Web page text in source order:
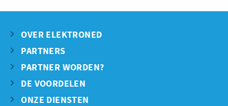
OVER ELEKTRONED
PARTNERS
PARTNER WORDEN?
DE VOORDELEN
ONZE DIENSTEN